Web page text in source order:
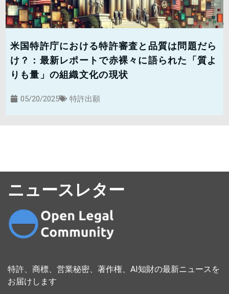
米国特許庁における特許審査と品質は問題だら
け？：最新レポートで赤裸々に語られた「質よ
りも量」の組織文化の現状
05/20/2025 特許出願
ニュースレター
特許、商標、営業秘密、著作権、AI知財の最新ニュースを
お届けします